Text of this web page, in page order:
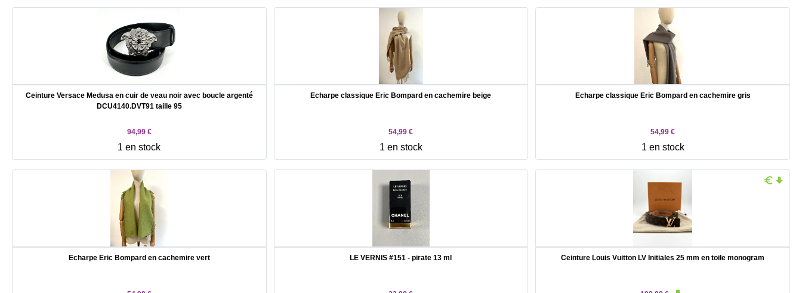
Ceinture Versace Medusa en cuir de veau noir avec boucle argenté
DCU4140.DVT91 taille 95
94,99 €
1 en stock
Echarpe classique Eric Bompard en cachemire beige
54,99 €
1 en stock
Echarpe classique Eric Bompard en cachemire gris
54,99 €
1 en stock
Echarpe Eric Bompard en cachemire vert LE VERNIS #151 - pirate 13 ml Ceinture Louis Vuitton LV Initiales 25 mm en toile monogram